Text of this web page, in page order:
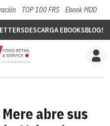
TOP 100 FRS Ebook MDD
DESCARGA EBOOKSBLOGS
abre sus